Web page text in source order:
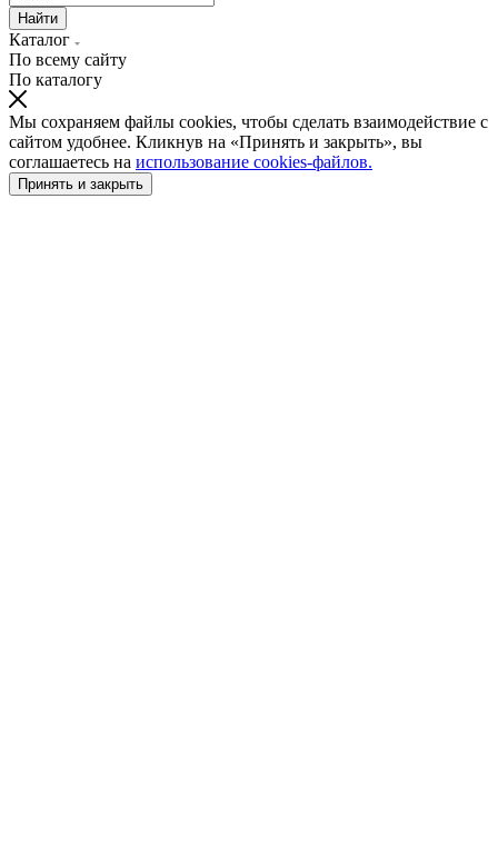
Найти
Каталог
По всему сайту
По каталогу
Мы сохраняем файлы cookies, чтобы сделать взаимодействие с
сайтом удобнее. Кликнув на «Принять и закрыть», вы
соглашаетесь на использование cookies-файлов.
Принять и закрыть